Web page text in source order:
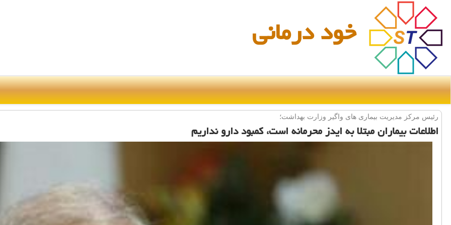
خود درمانی
رئیس مركز مدیریت بیماری های واگیر وزارت بهداشت؛
اطلاعات بیماران مبتلا به ایدز محرمانه است، كمبود دارو نداریم